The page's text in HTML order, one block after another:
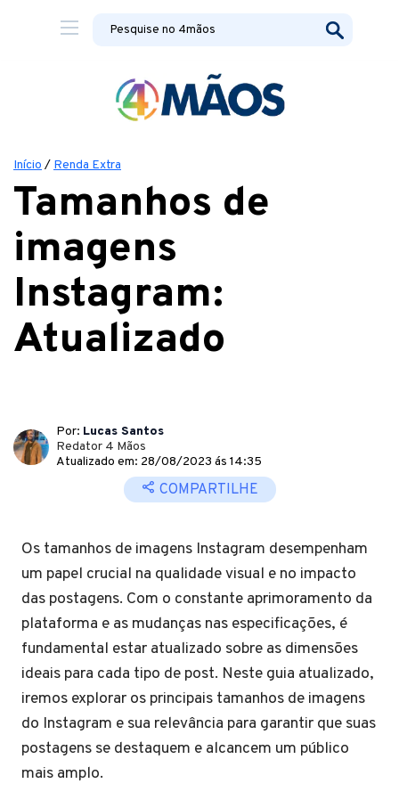
Início / Renda Extra
Tamanhos de
imagens
Instagram:
Atualizado
Por: Lucas Santos
Redator 4 Mãos
Atualizado em: 28/08/2023 ás 14:35
COMPARTILHE
Os tamanhos de imagens Instagram desempenham
um papel crucial na qualidade visual e no impacto
das postagens. Com o constante aprimoramento da
plataforma e as mudanças nas especificações, é
fundamental estar atualizado sobre as dimensões
ideais para cada tipo de post. Neste guia atualizado,
iremos explorar os principais tamanhos de imagens
do Instagram e sua relevância para garantir que suas
postagens se destaquem e alcancem um público
mais amplo.